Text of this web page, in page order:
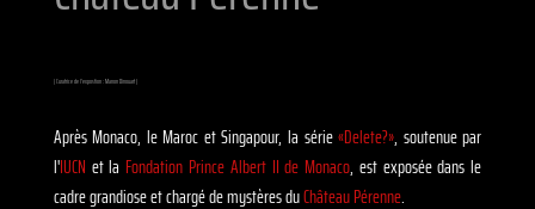
( Curatrice de l'expostion : Manon Dinouart )
Après Monaco, le Maroc et Singapour, la série«Delete?», soutenue par
l'IUCN et la Fondation Prince Albert II de Monaco, est exposée dans le
cadre grandiose et chargé de mystères duChâteau Pérenne.